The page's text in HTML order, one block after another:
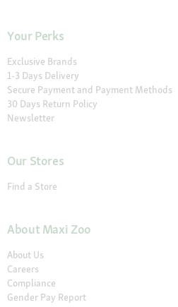
Your Perks
Exclusive Brands
1-3 Days Delivery
Secure Payment and Payment Methods
30 Days Return Policy
Newsletter
Our Stores
Find a Store
About Maxi Zoo
About Us
Careers
Compliance
Gender Pay Report